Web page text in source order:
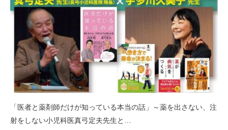
「医者と薬剤師だけが知っている本当の話」～薬を出さない、注
射をしない小児科医真弓定夫先生と…